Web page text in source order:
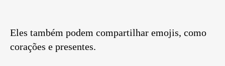
Eles também podem compartilhar emojis, como
corações e presentes.